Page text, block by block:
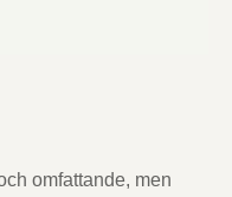
omfattande, men